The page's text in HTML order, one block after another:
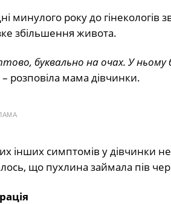
минулого року до
збільшення живота.
буквально на очах. У ньому
– розповіла мама дівчинки.
інших симптомів у дівчинки
що пухлина займала пів